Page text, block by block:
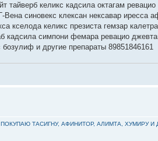
тайверб келикс кадсила октагам
синовекс клексан нексавар иресса
кселода келикс презиста гемзар
кадсила симпони фемара ревацио
бозулиф и другие препараты 89851846161
ТАСИГНУ, АФИНИТОР, АЛИМТА, ХУМИРУ И